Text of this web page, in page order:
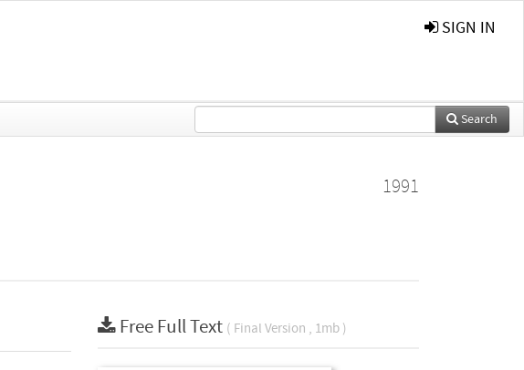
SIGN IN
Search
1991
Free Full Text ( Final Version , 1mb )